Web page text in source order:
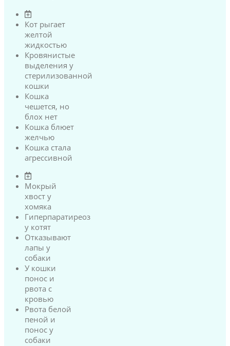
Кот рыгает
желтой
жидкостью
Кровянистые
выделения у
стерилизованной
кошки
Кошка
чешется, но
блох нет
Кошка блюет
желчью
Кошка стала
агрессивной
Мокрый
хвост у
хомяка
Гиперпаратиреоз
у котят
Отказывают
лапы у
собаки
У кошки
понос и
рвота с
кровью
Рвота белой
пеной и
понос у
собаки